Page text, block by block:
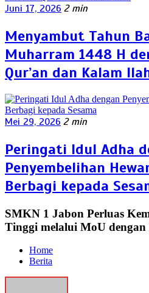
Juni 17, 2026 2 min
Menyambut Tahun
Muharram 1448 H
Qur’an dan Kalam
Mei 29, 2026 2 min
Peringati Idul Adha
Penyembelihan
Berbagi kepada
SMKN 1 Jabon Perluas
Tinggi melalui MoU dengan
Home
Berita